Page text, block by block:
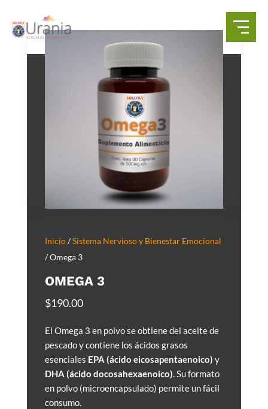
Inicio/Sistema Nervioso y Bienestar Emocional
/ Omega 3
OMEGA 3
$190.00
El Omega 3 en polvo se obtiene del aceite de
pescado y contiene los ácidos grasos
esenciales EPA (ácido eicosapentaenoico) y
DHA (ácido docosahexaenoico). Su formato
en polvo (microencapsulado) permite un fácil
consumo.